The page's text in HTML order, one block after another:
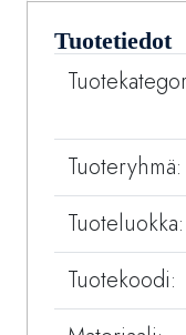
Tuotetiedot
Tuoteryhmä:
Tuoteluokka:
Tuotekoodi: